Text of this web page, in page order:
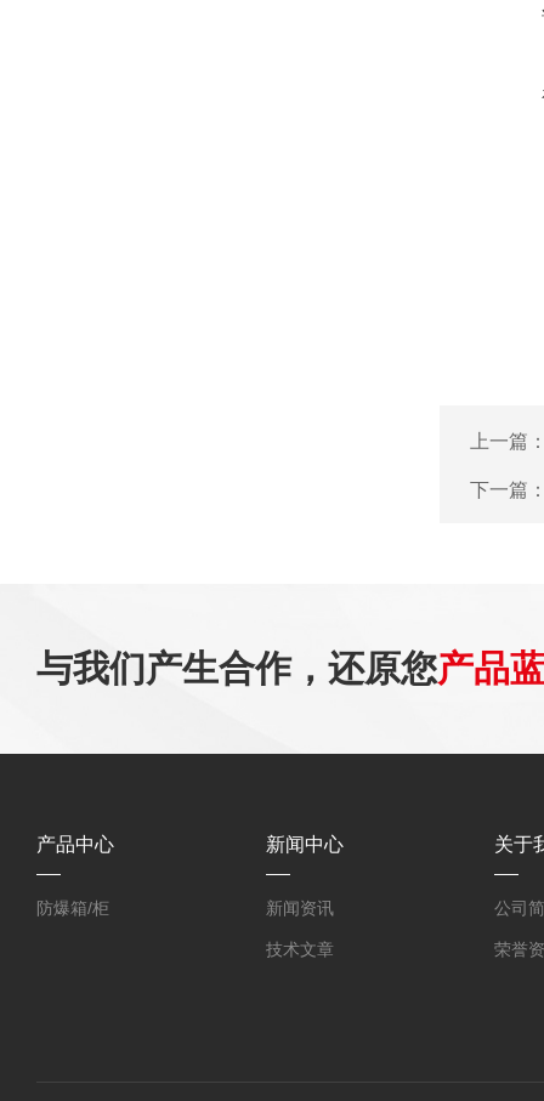
上一篇
下一篇
与我们产生合作，还原您产品
产品中心
防爆箱/柜
新闻中心
新闻资讯
技术文章
关于
公司
荣誉